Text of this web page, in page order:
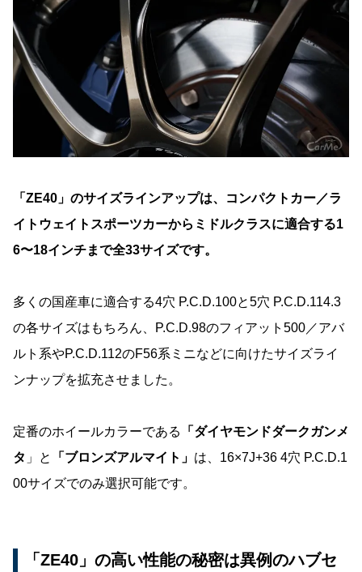
「ZE40」のサイズラインアップは、コンパクトカー／ラ
イトウェイトスポーツカーからミドルクラスに適合する1
6〜18インチまで全33サイズです。
多くの国産車に適合する4穴 P.C.D.100と5穴 P.C.D.114.3
の各サイズはもちろん、P.C.D.98のフィアット500／アバ
ルト系やP.C.D.112のF56系ミニなどに向けたサイズライ
ンナップを拡充させました。
定番のホイールカラーである
「ダイヤモンドダークガンメ
タ 」と 「ブロンズアルマイト」 は、16×7J+36 4穴 P.C.D.1
00サイズでのみ選択可能です。
「ZE40」の高い性能の秘密は異例のハブセ